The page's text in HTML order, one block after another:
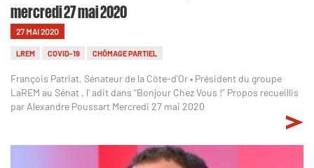
mercredi 27 mai 2020
27 MAI 2020
LREM COVID-19 CHÔMAGE PARTIEL
François Patriat, Sénateur de la Côte-d'Or • Président du groupe
LaREM au Sénat , l' adit dans "Bonjour Chez Vous !" Propos recueillis
par Alexandre Poussart Mercredi 27 mai 2020